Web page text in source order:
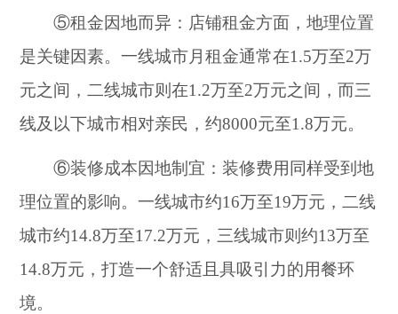
⑤租金因地而异：店铺租金方面，地理位置
是关键因素。一线城市月租金通常在1.5万至2万
元之间，二线城市则在1.2万至2万元之间，而三
线及以下城市相对亲民，约8000元至1.8万元。
⑥装修成本因地制宜：装修费用同样受到地
理位置的影响。一线城市约16万至19万元，二线
城市约14.8万至17.2万元，三线城市则约13万至
14.8万元，打造一个舒适且具吸引力的用餐环
境。